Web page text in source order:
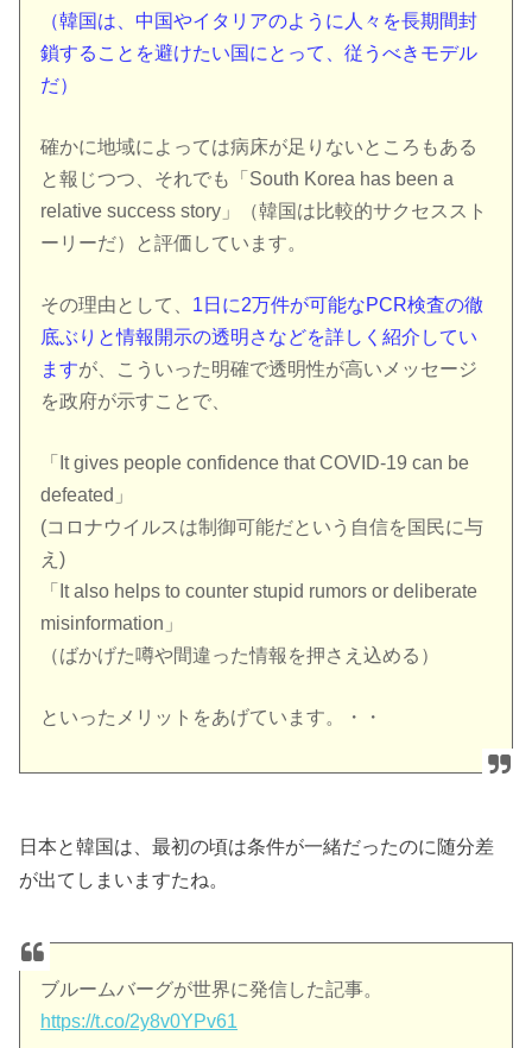
（韓国は、中国やイタリアのように人々を長期間封
鎖することを避けたい国にとって、従うべきモデル
だ）
確かに地域によっては病床が足りないところもある
と報じつつ、それでも「South Korea has been a
relative success story」（韓国は比較的サクセススト
ーリーだ）と評価しています。
その理由として、 1日に2万件が可能なPCR検査の徹
底ぶりと情報開示の透明さなどを詳しく紹介してい
ますが、こういった明確で透明性が高いメッセージ
を政府が示すことで、
「It gives people confidence that COVID-19 can be
defeated」
(コロナウイルスは制御可能だという自信を国民に与
え)
「It also helps to counter stupid rumors or deliberate
misinformation」
（ばかげた噂や間違った情報を押さえ込める）
といったメリットをあげています。・・
日本と韓国は、最初の頃は条件が一緒だったのに随分差
が出てしまいますたね。
ブルームバーグが世界に発信した記事。
https://t.co/2y8v0YPv61